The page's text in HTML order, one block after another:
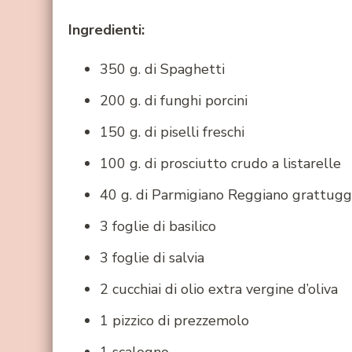
Ingredienti:
350 g. di Spaghetti
200 g. di funghi porcini
150 g. di piselli freschi
100 g. di prosciutto crudo a listarelle
40 g. di Parmigiano Reggiano
3 foglie di basilico
3 foglie di salvia
2 cucchiai di olio extra vergine d’oliva
1 pizzico di prezzemolo